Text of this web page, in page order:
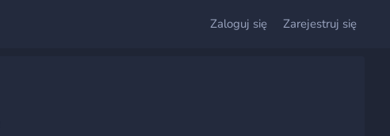
Zaloguj się Zarejestruj się